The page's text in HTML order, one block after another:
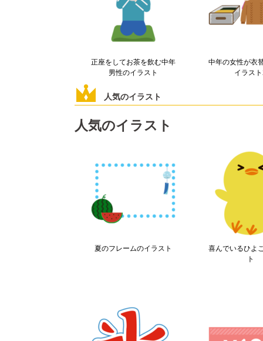
正座をしてお茶を飲む中年
男性のイラスト
中年の女性が衣
イラス
人気のイラスト
人気のイラスト
夏のフレームのイラスト
喜んでいるひよ
ト